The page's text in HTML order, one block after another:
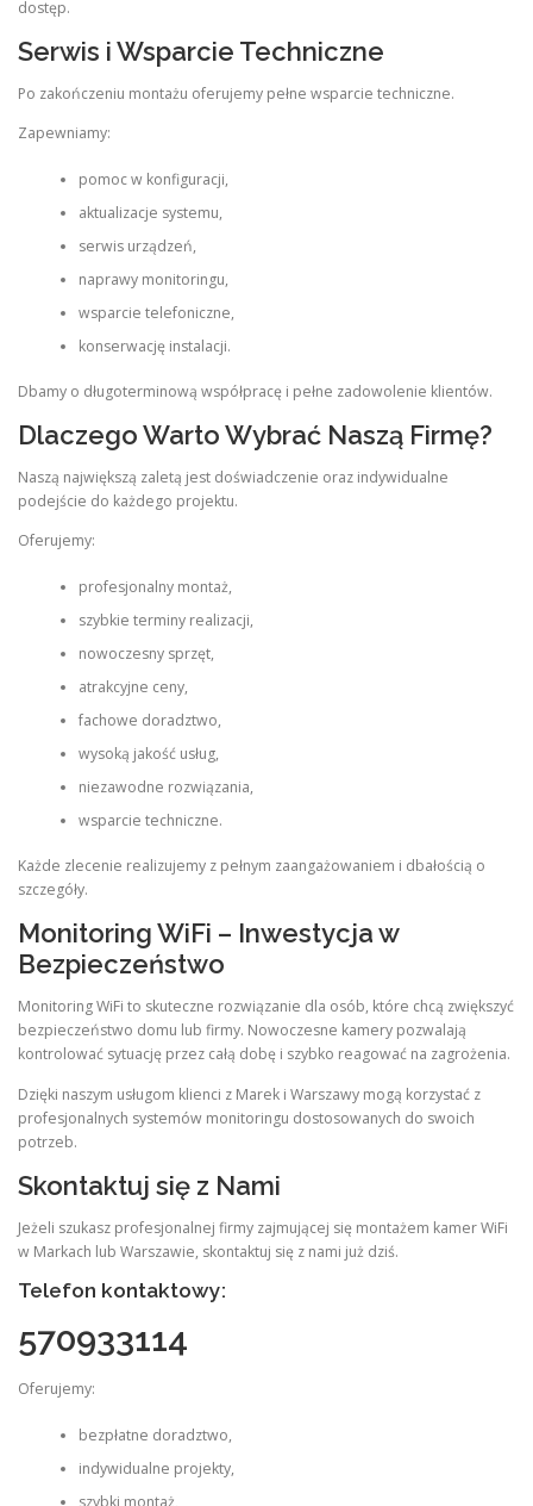
dostęp.
Serwis i Wsparcie Techniczne
Po zakończeniu montażu oferujemy pełne wsparcie techniczne.
Zapewniamy:
pomoc w konfiguracji,
aktualizacje systemu,
serwis urządzeń,
naprawy monitoringu,
wsparcie telefoniczne,
konserwację instalacji.
Dbamy o długoterminową współpracę i pełne zadowolenie klientów.
Dlaczego Warto Wybrać Naszą Firmę?
Naszą największą zaletą jest doświadczenie oraz indywidualne
podejście do każdego projektu.
Oferujemy:
profesjonalny montaż,
szybkie terminy realizacji,
nowoczesny sprzęt,
atrakcyjne ceny,
fachowe doradztwo,
wysoką jakość usług,
niezawodne rozwiązania,
wsparcie techniczne.
Każde zlecenie realizujemy z pełnym zaangażowaniem i dbałością o
szczegóły.
Monitoring WiFi – Inwestycja w
Bezpieczeństwo
Monitoring WiFi to skuteczne rozwiązanie dla osób, które chcą zwiększyć
bezpieczeństwo domu lub firmy. Nowoczesne kamery pozwalają
kontrolować sytuację przez całą dobę i szybko reagować na zagrożenia.
Dzięki naszym usługom klienci z Marek i Warszawy mogą korzystać z
profesjonalnych systemów monitoringu dostosowanych do swoich
potrzeb.
Skontaktuj się z Nami
Jeżeli szukasz profesjonalnej firmy zajmującej się montażem kamer WiFi
w Markach lub Warszawie, skontaktuj się z nami już dziś.
Telefon kontaktowy:
570933114
Oferujemy:
bezpłatne doradztwo,
indywidualne projekty,
szybki montaż,